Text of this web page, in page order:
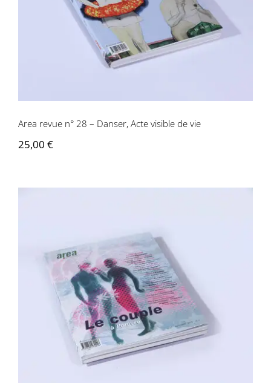
Area revue n° 28 – Danser, Acte visible de vie
25,00 €
Area revue n° 27 – Le Couple